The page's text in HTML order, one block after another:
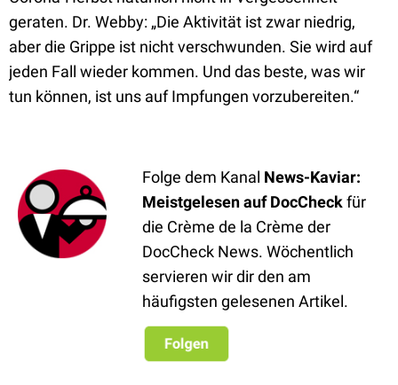
geraten. Dr. Webby: „Die Aktivität ist zwar niedrig,
aber die Grippe ist nicht verschwunden. Sie wird auf
jeden Fall wieder kommen. Und das beste, was wir
tun können, ist uns auf Impfungen vorzubereiten.“
Folge dem Kanal News-Kaviar:
Meistgelesen auf DocCheckfür
die Crème de la Crème der
DocCheck News. Wöchentlich
servieren wir dir den am
häufigsten gelesenen Artikel.